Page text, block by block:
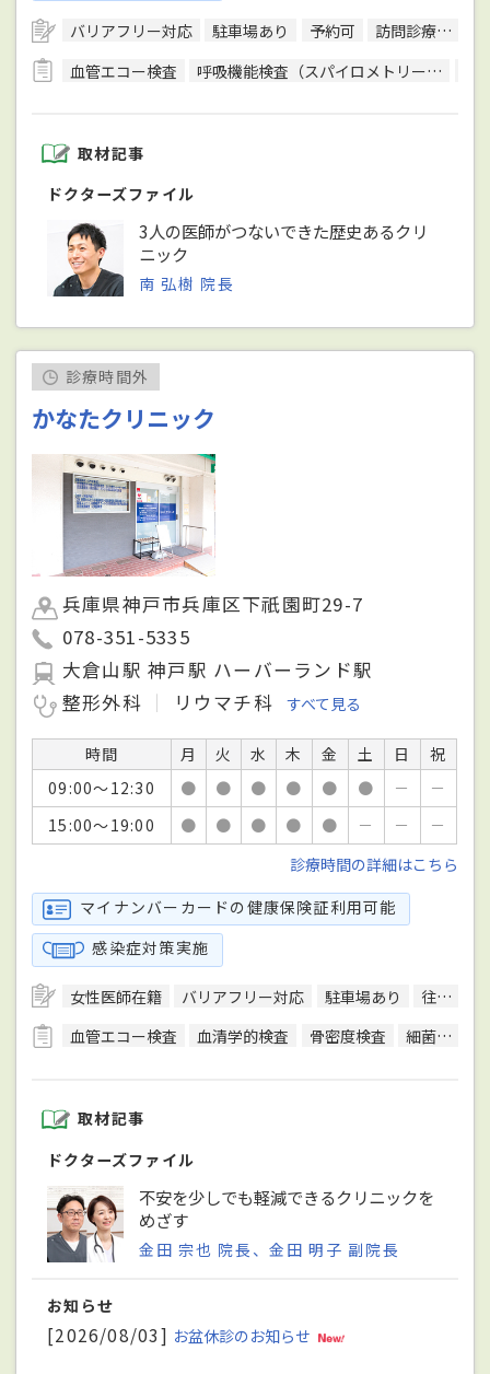
バリアフリー対応 駐車場あり 予約可 訪問診療可
血管エコー検査
呼吸機能検査（スパイロメトリー）
取材記事
ドクターズファイル
3人の医師がつないできた歴史あるクリ
ニック
南 弘樹 院長
診療時間外
かなたクリニック
兵庫県神戸市兵庫区下祇園町29-7
078-351-5335
大倉山駅 神戸駅 ハーバーランド駅
整形外科
リウマチ科 すべて見る
時間 月 火 水 木 金 土 日
祝
09:00～12:30
● ● ● ● ● ● －
－
15:00～19:00
● ● ● ● ● － －
－
診療時間の詳細はこちら
マイナンバーカードの健康保険証利用可能
感染症対策実施
女性医師在籍 バリアフリー対応 駐車場あり 往診可
血管エコー検査
血清学的検査 骨密度検査 細菌検査
取材記事
ドクターズファイル
不安を少しでも軽減できるクリニックを
めざす
金田 宗也 院長、金田 明子 副院長
お知らせ
[2026/08/03] お盆休診のお知らせ